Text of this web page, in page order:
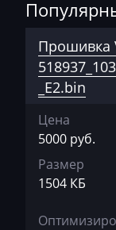
AVR
BAIC
Bajaj
Bauer
BAW
Bell
Русская
Прошивка
_E2.bin
Цена
5000 руб.
Размер
1504 КБ